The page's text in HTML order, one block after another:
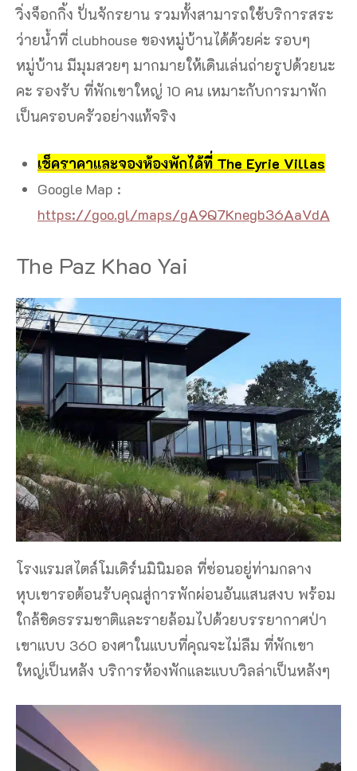
วิ่งจ็อกกิ้ง ปั่นจักรยาน รวมทั้งสามารถใช้บริการสระ
ว่ายน้ำที่ clubhouse ของหมู่บ้านได้ด้วยค่ะ รอบๆ
หมู่บ้าน มีมุมสวยๆ มากมายให้เดินเล่นถ่ายรูปด้วยนะ
คะ รองรับ ที่พักเขาใหญ่ 10 คน เหมาะกับการมาพัก
เป็นครอบครัวอย่างแท้จริง
เช็คราคาและจองห้องพักได้ที่ The Eyrie Villas
Google Map :
https://goo.gl/maps/gA9Q7Knegb36AaVdA
The Paz Khao Yai
โรงแรมสไตล์โมเดิร์นมินิมอล ที่ซ่อนอยู่ท่ามกลาง
หุบเขารอต้อนรับคุณสู่การพักผ่อนอันแสนสงบ พร้อม
ใกล้ชิดธรรมชาติและรายล้อมไปด้วยบรรยากาศป่า
เขาแบบ 360 องศาในแบบที่คุณจะไม่ลืม ที่พักเขา
ใหญ่เป็นหลัง บริการห้องพักและแบบวิลล่าเป็นหลังๆ